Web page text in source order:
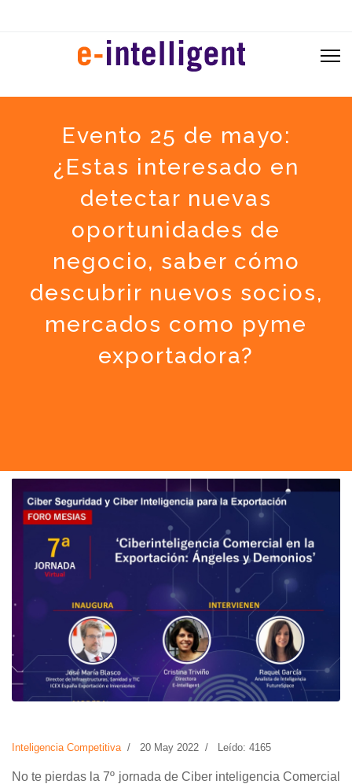
Evento 25 de mayo:
¿Estas interesado en
detectar nuevas
oportunidades de
negocio, saber cómo
descubrir nuevos socios,
mercados como pyme
exportadora?
Inteligencia Competitiva 20 May 2022 Leído: 4165
No te pierdas la 7º jornada de Ciber inteligencia Comercial